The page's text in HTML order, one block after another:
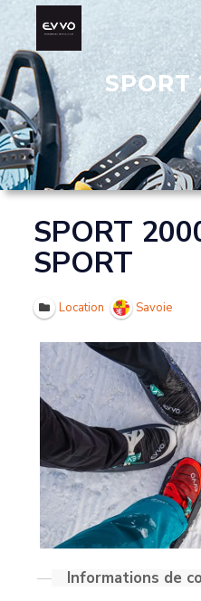
SPORT
SPORT
Location Savoie
Informations de